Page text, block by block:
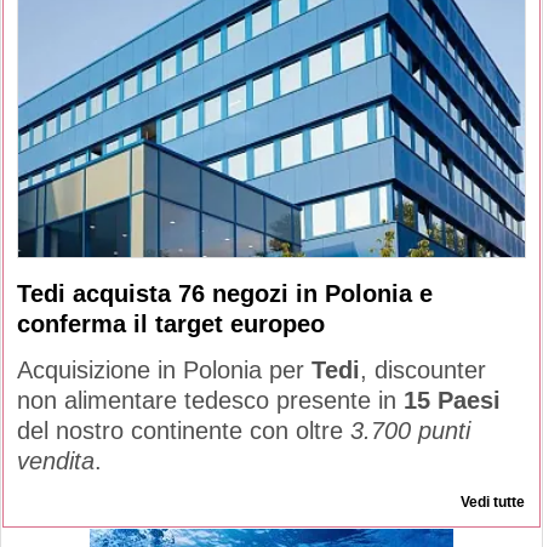
Tedi acquista 76 negozi in Polonia e
conferma il target europeo
Acquisizione in Polonia per Tedi, discounter
non alimentare tedesco presente in 15 Paesi
del nostro continente con oltre 3.700 punti
vendita.
Vedi tutte